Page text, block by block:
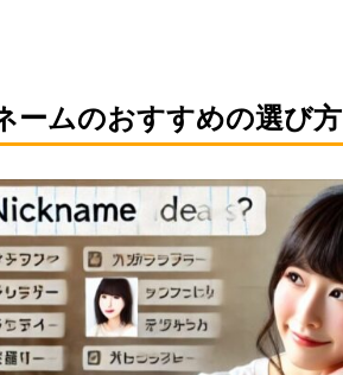
ームのおすすめの選び方